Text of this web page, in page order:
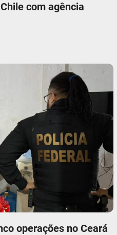
com agência
operações no Ceará